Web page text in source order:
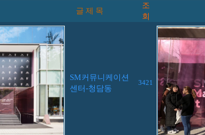
글 제 목
조
회
SM커뮤니케이션
센터-청담동
3421